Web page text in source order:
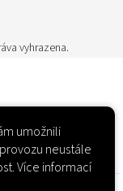
umožnili
neustále
Více informací
vyhrazena.